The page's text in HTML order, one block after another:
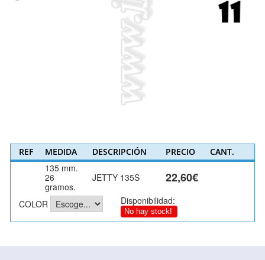
REF MEDIDA DESCRIPCIÓN PRECIO CANT.
135 mm.
26
gramos.
JETTY 135S 22,60€
COLOR Disponibilidad:
No hay stock!